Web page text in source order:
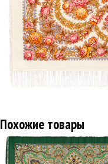
Похожие товары